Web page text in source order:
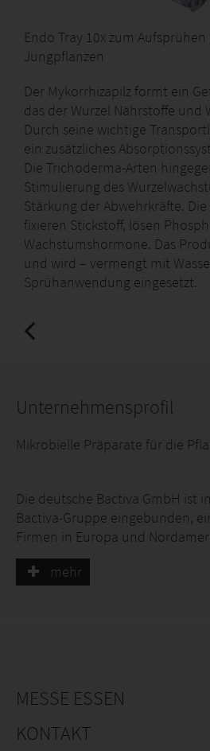
Endo Tray 10x zum
Jungpflanzen
Der Mykorrhizapilz formt ein
das der Wurzel Nährstoffe und
Durch seine wichtige
ein zusätzliches
Die Trichoderma-Arten
Stimulierung des
Stärkung der Abwehrkräfte.
fixieren Stickstoff, lösen
Wachstumshormone. Das
und wird – vermengt mit
Sprühanwendung eingesetzt.
Unternehmensprofil
Mikrobielle Präparate für die
Die deutsche Bactiva GmbH ist
Bactiva-Gruppe eingebunden,
Firmen in Europa und
über 80 Mitarbeitern.
Gruppe liegt auf der
Mikroorganismen, die das
So werden beispielsweise jedes
mehr
MESSE ESSEN
KONTAKT